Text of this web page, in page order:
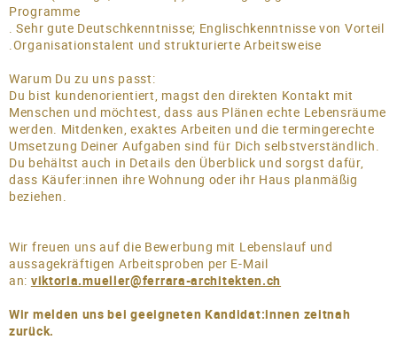
Programme
. Sehr gute Deutschkenntnisse; Englischkenntnisse von Vorteil
.Organisationstalent und strukturierte Arbeitsweise
Warum Du zu uns passt:
Du bist kundenorientiert, magst den direkten Kontakt mit
Menschen und möchtest, dass aus Plänen echte Lebensräume
werden. Mitdenken, exaktes Arbeiten und die termingerechte
Umsetzung Deiner Aufgaben sind für Dich selbstverständlich.
Du behältst auch in Details den Überblick und sorgst dafür,
dass Käufer:innen ihre Wohnung oder ihr Haus planmäßig
beziehen.
Wir freuen uns auf die Bewerbung mit Lebenslauf und
aussagekräftigen Arbeitsproben per E-Mail
an: viktoria.mueller@ferrara-architekten.ch
Wir melden uns bei geeigneten Kandidat:innen zeitnah
zurück.